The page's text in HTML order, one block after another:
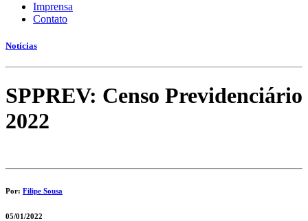
Imprensa
Contato
Notícias
SPPREV: Censo Previdenciário
2022
Por: Filipe Sousa
05/01/2022